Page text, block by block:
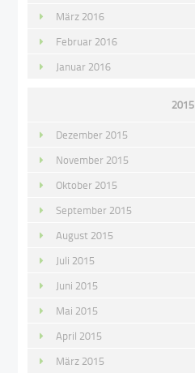
März 2016
Februar 2016
Januar 2016
2015
Dezember 2015
November 2015
Oktober 2015
September 2015
August 2015
Juli 2015
Juni 2015
Mai 2015
April 2015
März 2015